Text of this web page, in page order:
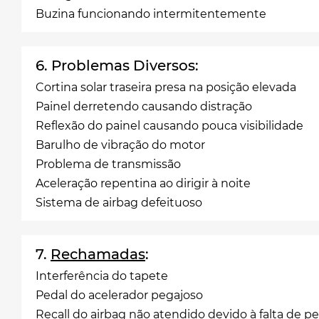
Buzina funcionando intermitentemente
6. Problemas Diversos:
Cortina solar traseira presa na posição elevada
Painel derretendo causando distração
Reflexão do painel causando pouca visibilidade
Barulho de vibração do motor
Problema de transmissão
Aceleração repentina ao dirigir à noite
Sistema de airbag defeituoso
7. Rechamadas:
Interferência do tapete
Pedal do acelerador pegajoso
Recall do airbag não atendido devido à falta de